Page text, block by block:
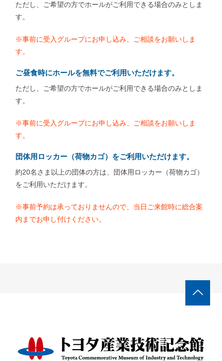
ただし、ご希望の方でホールがご利用できる場合のみとしま
す。
※事前に受入グループにお申し込み、ご相談をお願いしま
す。
ご昼食時にホールを無料でご利用いただけます。
ただし、ご希望の方でホールがご利用できる場合のみとしま
す。
※事前に受入グループにお申し込み、ご相談をお願いしま
す。
団体用ロッカー（荷物カゴ）をご利用いただけます。
約20名さま以上の団体の方は、団体用ロッカー（荷物カゴ）
をご利用いただけます。
※事前予約は承っておりませんので、当日ご来館時に総合案
内までお申し付けください。
